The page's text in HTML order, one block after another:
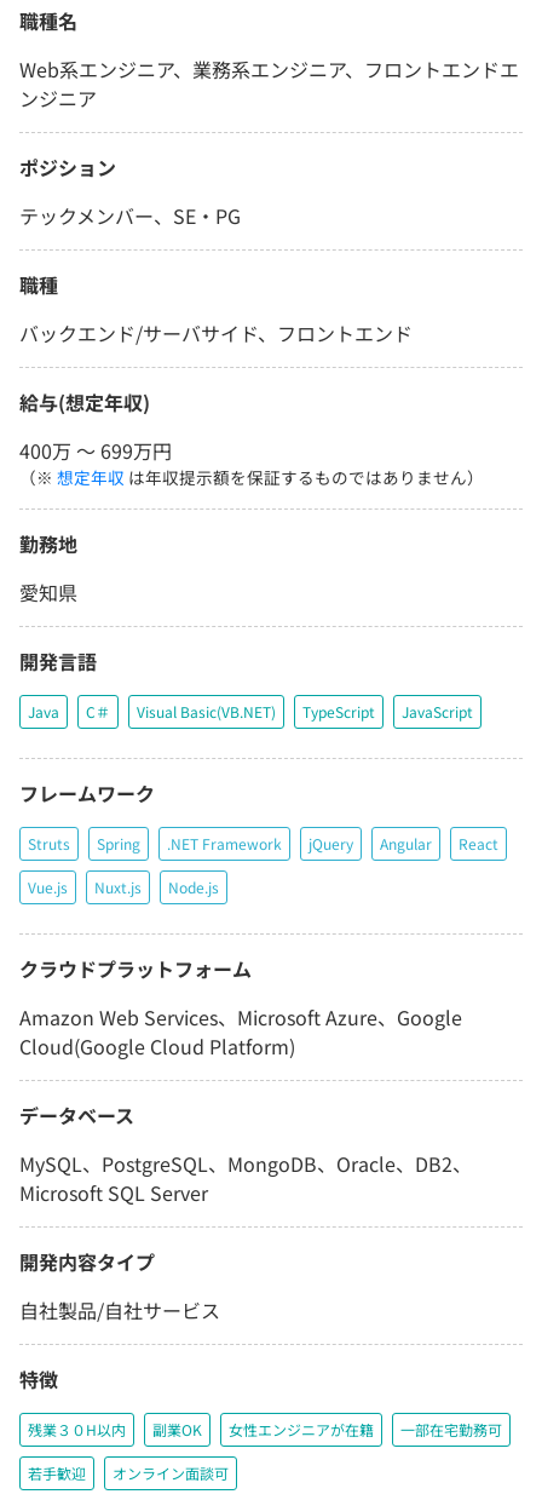
職種名
Web系エンジニア、業務系エンジニア、フロントエンドエ
ンジニア
ポジション
テックメンバー、SE・PG
職種
バックエンド/サーバサイド、フロントエンド
給与(想定年収)
400万 〜 699万円
（※ 想定年収 は年収提示額を保証するものではありません）
勤務地
愛知県
開発言語
Java C＃ Visual Basic(VB.NET) TypeScript JavaScript
フレームワーク
Struts Spring .NET Framework jQuery Angular React
Vue.js Nuxt.js Node.js
クラウドプラットフォーム
Amazon Web Services、Microsoft Azure、Google
Cloud(Google Cloud Platform)
データベース
MySQL、PostgreSQL、MongoDB、Oracle、DB2、
Microsoft SQL Server
開発内容タイプ
自社製品/自社サービス
特徴
残業３０H以内 副業OK 女性エンジニアが在籍 一部在宅勤務可
若手歓迎 オンライン面談可